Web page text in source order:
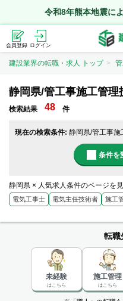
令和8年熊本地震に
会員登録 ログイン
建設業界の転職・求人 トップ
静岡県/管工事施工管
検索結果 48 件
現在の検索条件: 静岡県/管工事施
条件を
静岡県 × 人気求人条件のページを
電気工事士 電気主任技術者 施工
転職
未経験
はこちら
施工管理
はこちら